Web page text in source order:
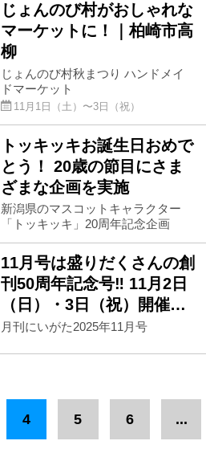
じょんのび村がおしゃれな
マーケットに！｜柏崎市高
柳
じょんのび村秋まつり ハンドメイ
ドマーケット
11⽉1⽇（土）〜3⽇（祝）
トッキッキお誕生日おめで
とう！ 20歳の節目にさま
ざまな企画を実施
新潟県のマスコットキャラクター
「トッキッキ」20周年記念企画
11月号は盛りだくさんの創
刊50周年記念号‼︎ 11月2日
（日）・3日（祝）開催…
月刊にいがた2025年11月号
4 5 6 ...